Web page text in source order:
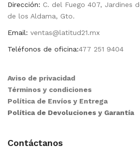
Dirección: C. del Fuego 407, Jardines
de los Aldama, Gto.
Email: ventas@latitud21.mx
Teléfonos de oficina:477 251 9404
Aviso de privacidad
Términos y condiciones
Política de Envíos y Entrega
Política de Devoluciones y Garantía
Contáctanos